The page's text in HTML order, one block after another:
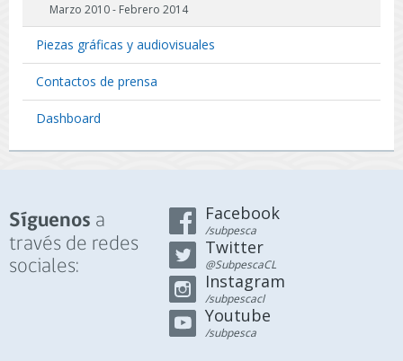
Marzo 2010 - Febrero 2014
Piezas gráficas y audiovisuales
Contactos de prensa
Dashboard
Síguenos a
través de redes
sociales:
Facebook
/subpesca
Twitter
@SubpescaCL
Instagram
/subpescacl
Youtube
/subpesca